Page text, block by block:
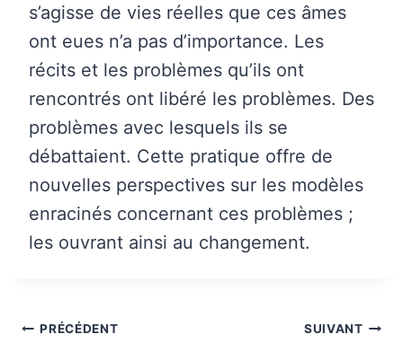
s’agisse de vies réelles que ces âmes
ont eues n’a pas d’importance. Les
récits et les problèmes qu’ils ont
rencontrés ont libéré les problèmes. Des
problèmes avec lesquels ils se
débattaient. Cette pratique offre de
nouvelles perspectives sur les modèles
enracinés concernant ces problèmes ;
les ouvrant ainsi au changement.
Navigation
PRÉCÉDENT SUIVANT